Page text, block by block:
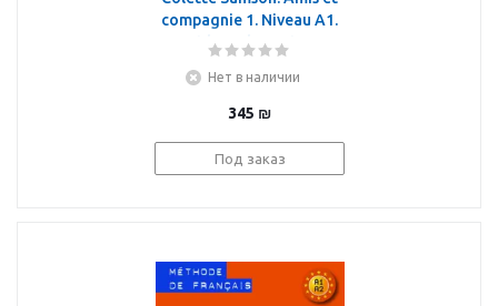
compagnie 1. Niveau A1.
Guide pedagogique
Нет в наличии
345 ₪
Под заказ